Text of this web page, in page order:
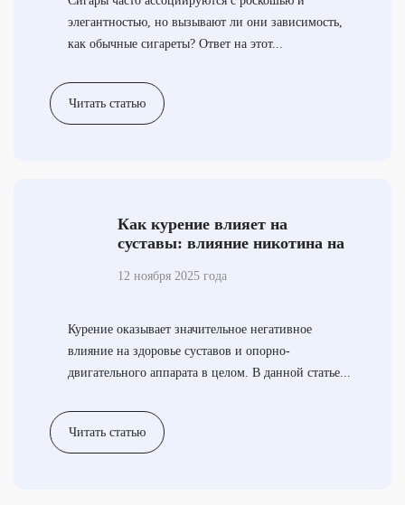
элегантностью, но вызывают ли они зависимость,
как обычные сигареты? Ответ на этот...
Читать статью
Как курение влияет на
суставы: влияние никотина на
ли суставы от сигарет?
12 ноября 2025 года
Курение оказывает значительное негативное
влияние на здоровье суставов и опорно-
двигательного аппарата в целом. В данной статье...
Читать статью